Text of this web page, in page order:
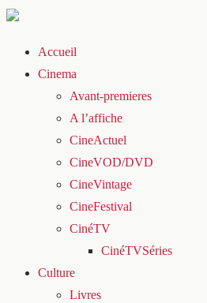
Accueil
Cinema
Avant-premieres
A l’affiche
CineActuel
CineVOD/DVD
CineVintage
CineFestival
CinéTV
CinéTVSéries
Culture
Livres